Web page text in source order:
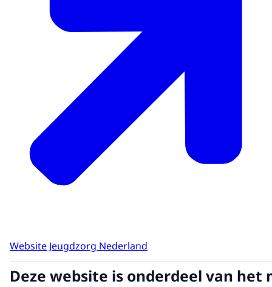
Website Jeugdzorg Nederland
Deze website is onderdeel van